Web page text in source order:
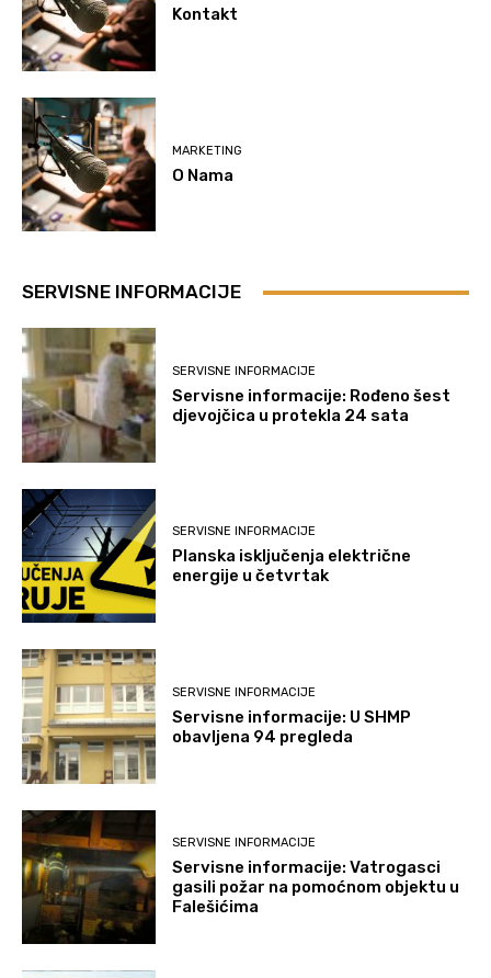
Kontakt
MARKETING
O Nama
SERVISNE INFORMACIJE
SERVISNE INFORMACIJE
Servisne informacije: Rođeno šest
djevojčica u protekla 24 sata
SERVISNE INFORMACIJE
Planska isključenja električne
energije u četvrtak
SERVISNE INFORMACIJE
Servisne informacije: U SHMP
obavljena 94 pregleda
SERVISNE INFORMACIJE
Servisne informacije: Vatrogasci
gasili požar na pomoćnom objektu u
Falešićima